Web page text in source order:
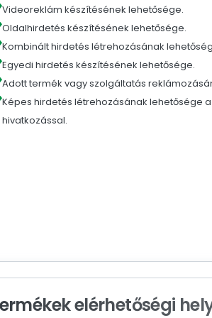
Videoreklám készítésének lehetősége.
Oldalhirdetés készítésének lehetősége.
Kombinált hirdetés létrehozásának
Egyedi hirdetés készítésének lehetősége.
Adott termék vagy szolgáltatás
Képes hirdetés létrehozásának lehetősége
hivatkozással.
elérhetőségi